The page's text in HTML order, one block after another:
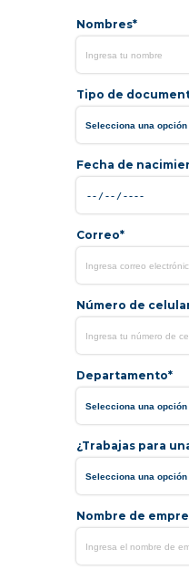
Nombres*
Tipo de
Fecha de
Correo*
Número de
Departamento*
¿Trabajas para
Nombre de